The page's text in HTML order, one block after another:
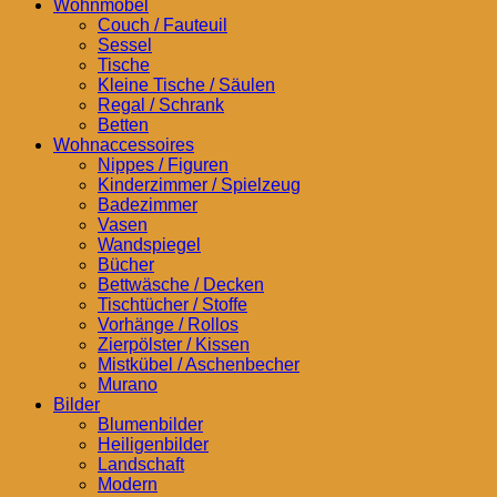
Wohnmöbel
Couch / Fauteuil
Sessel
Tische
Kleine Tische / Säulen
Regal / Schrank
Betten
Wohnaccessoires
Nippes / Figuren
Kinderzimmer / Spielzeug
Badezimmer
Vasen
Wandspiegel
Bücher
Bettwäsche / Decken
Tischtücher / Stoffe
Vorhänge / Rollos
Zierpölster / Kissen
Mistkübel / Aschenbecher
Murano
Bilder
Blumenbilder
Heiligenbilder
Landschaft
Modern